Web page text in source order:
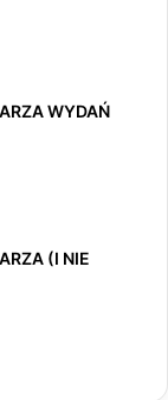
WYDAŃ
(I NIE